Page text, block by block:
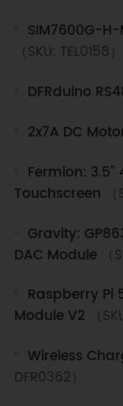
SIM7600G-
（SKU: TEL0158）
DFRduino
2x7A DC
Fermion: 3.5”
Touchscreen
Gravity:
DAC Module
Raspberry Pi
Module V2
（
Wireless
DFR0362）